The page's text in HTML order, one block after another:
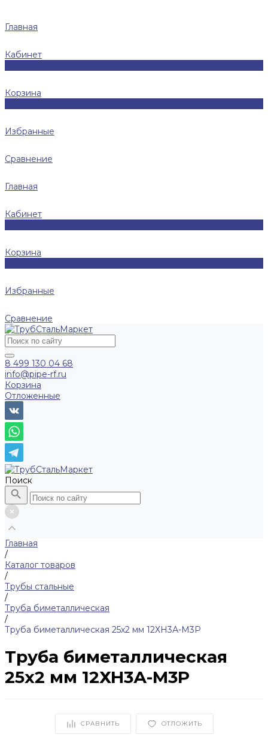
Главная
Кабинет
Корзина
Избранные
Сравнение
Главная
Кабинет
Корзина
Избранные
Сравнение
8 499 130 04 68
info@pipe-rf.ru
Корзина
Отложенные
Поиск
Главная
/
Каталог товаров
/
Трубы стальные
/
Труба биметаллическая
/
Труба биметаллическая 25х2 мм 12ХН3А-М3Р
Труба биметаллическая
25х2 мм 12ХН3А-М3Р
СРАВНИТЬ ОТЛОЖИТЬ